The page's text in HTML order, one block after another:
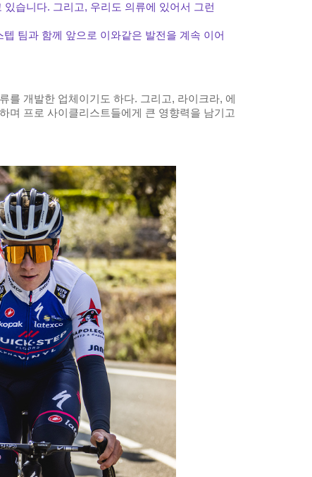
습니다. 그리고, 우리도 의류에 있어서 그런
팀과 함께 앞으로 이와같은 발전을 계속 이어
를 개발한 업체이기도 하다. 그리고, 라이크라, 에
며 프로 사이클리스트들에게 큰 영향력을 남기고